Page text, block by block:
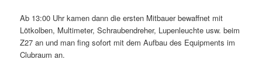
Ab 13:00 Uhr kamen dann die ersten Mitbauer bewaffnet mit
Lötkolben, Multimeter, Schraubendreher, Lupenleuchte usw. beim
Z27 an und man fing sofort mit dem Aufbau des Equipments im
Clubraum an.